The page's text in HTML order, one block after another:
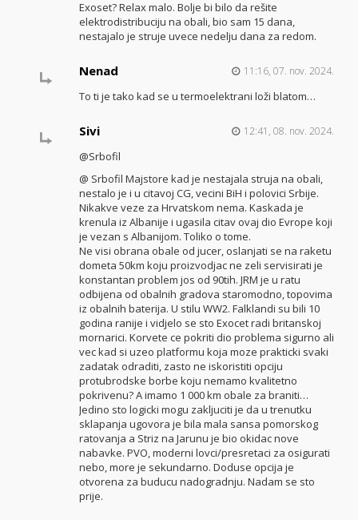
Exoset? Relax malo. Bolje bi bilo da rešite
elektrodistribuciju na obali, bio sam 15 dana,
nestajalo je struje uvece nedelju dana za redom.
Nenad 11:16, 07. nov. 2024.
To ti je tako kad se u termoelektrani loži blatom…
Sivi 12:41, 08. nov. 2024.
@Srbofil
@ Srbofil Majstore kad je nestajala struja na obali,
nestalo je i u citavoj CG, vecini BiH i polovici Srbije.
Nikakve veze za Hrvatskom nema. Kaskada je
krenula iz Albanije i ugasila citav ovaj dio Evrope koji
je vezan s Albanijom. Toliko o tome.
Ne visi obrana obale od jucer, oslanjati se na raketu
dometa 50km koju proizvodjac ne zeli servisirati je
konstantan problem jos od 90tih. JRM je u ratu
odbijena od obalnih gradova staromodno, topovima
iz obalnih baterija. U stilu WW2. Falklandi su bili 10
godina ranije i vidjelo se sto Exocet radi britanskoj
mornarici. Korvete ce pokriti dio problema sigurno ali
vec kad si uzeo platformu koja moze prakticki svaki
zadatak odraditi, zasto ne iskoristiti opciju
protubrodske borbe koju nemamo kvalitetno
pokrivenu? A imamo 1 000 km obale za braniti…
Jedino sto logicki mogu zakljuciti je da u trenutku
sklapanja ugovora je bila mala sansa pomorskog
ratovanja a Striz na Jarunu je bio okidac nove
nabavke. PVO, moderni lovci/presretaci za osigurati
nebo, more je sekundarno. Doduse opcija je
otvorena za buducu nadogradnju. Nadam se sto
prije.